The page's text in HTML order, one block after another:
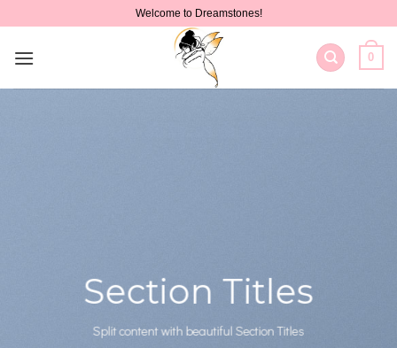
content
Welcome to Dreamstones!
0
Section Titles
Split content with beautiful Section Titles